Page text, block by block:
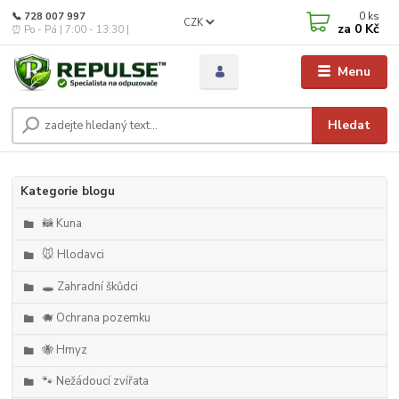
Menu
CZK
Hledat
📞 728 007 997
⏰ Po - Pá | 7:00 - 13:30 |
0 ks
za 0 Kč
Kategorie blogu
🦝 Kuna
🐭 Hlodavci
🕳️ Zahradní škůdci
🐗 Ochrana pozemku
🐝 Hmyz
🐾 Nežádoucí zvířata